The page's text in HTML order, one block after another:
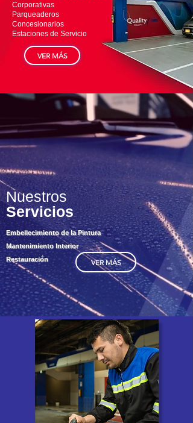
Corporativas
Parqueaderos
Concesionarios
Estaciones de Servicio
VER MÁS
Nuestros
Servicios
Embellecimiento de la Pintura
Mantenimiento Interior
Restauración
VER MÁS